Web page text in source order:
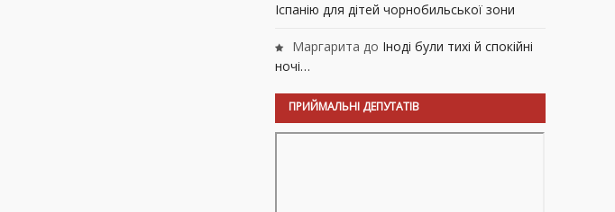
Іспанію для дітей чорнобильської зони
Маргарита до Іноді були тихі й спокійні
ночі…
ПРИЙМАЛЬНІ ДЕПУТАТІВ